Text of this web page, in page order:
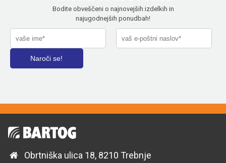
Bodite obveščeni o najnovejših izdelkih in
najugodnejših ponudbah!
Obrtniška ulica 18, 8210 Trebnje